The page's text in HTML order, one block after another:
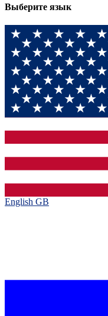
Выберите язык
English GB‎